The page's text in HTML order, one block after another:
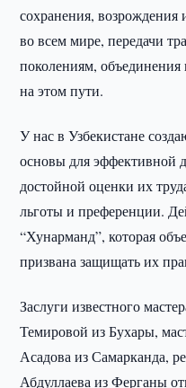
сохранения, возрождения
во всем мире, передачи
поколениям,
на этом пути.
У нас в Узбекистане
основы для эффективной
достойной оценки их
льготы и преференции.
“Хунарманд”, которая
призвана защищать их
Заслуги известного
Темировой из Бухары,
Асадова из Самарканда,
Абдуллаева из Ферганы